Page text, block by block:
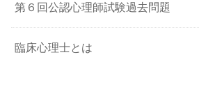
第６回公認心理師試験過去問題
臨床心理士とは